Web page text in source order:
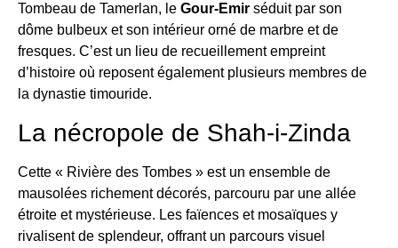
Tombeau de Tamerlan, le Gour-Emir séduit par son
dôme bulbeux et son intérieur orné de marbre et de
fresques. C’est un lieu de recueillement empreint
d’histoire où reposent également plusieurs membres de
la dynastie timouride.
La nécropole de Shah-i-Zinda
Cette « Rivière des Tombes » est un ensemble de
mausolées richement décorés, parcouru par une allée
étroite et mystérieuse. Les faïences et mosaïques y
rivalisent de splendeur, offrant un parcours visuel